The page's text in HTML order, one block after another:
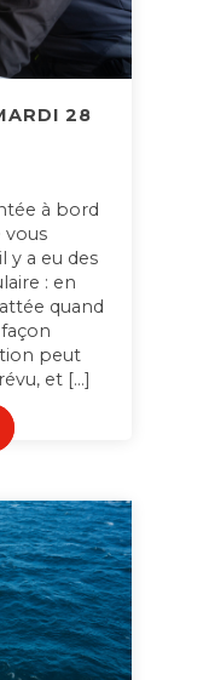
28
à bord
vous
y a eu des
: en
quand
peut
et […]